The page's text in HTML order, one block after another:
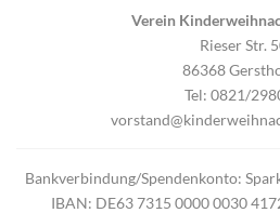
Verein
Rieser Str.
86368
Tel: 0821/
Bankverbindung/Spendenkonto:
IBAN: DE63 7315 0000 0030